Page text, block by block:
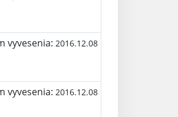
vyvesenia: 2016.12.08
vyvesenia: 2016.12.08